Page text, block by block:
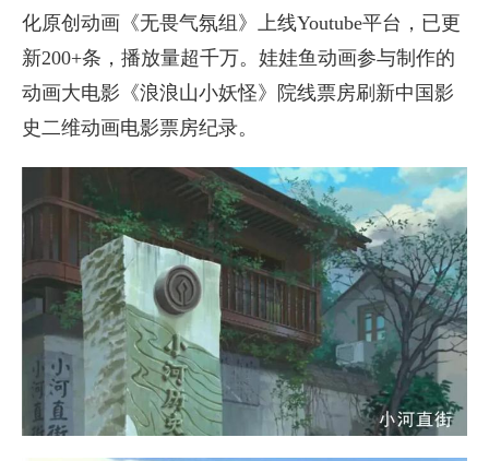
化原创动画《无畏气氛组》上线Youtube平台，已更
新200+条，播放量超千万。娃娃鱼动画参与制作的
动画大电影《浪浪山小妖怪》院线票房刷新中国影
史二维动画电影票房纪录。